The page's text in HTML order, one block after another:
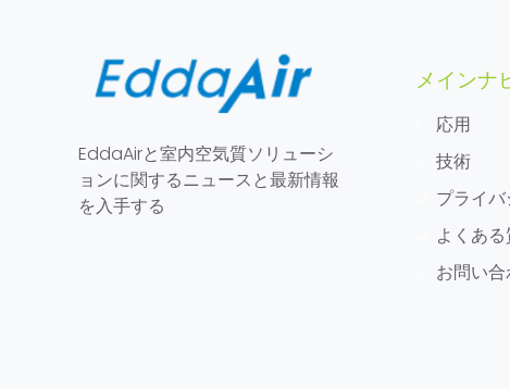
EddaAirと室内空気質ソリューシ
ョンに関するニュースと最新情報
を入手する
メインナ
応用
技術
プライ
よくあ
お問い